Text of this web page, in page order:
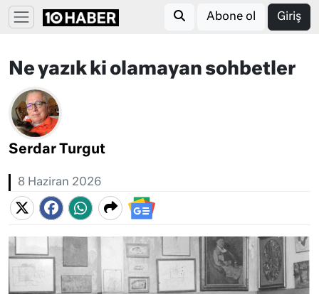
Abone ol Giriş
Ne yazık ki olamayan sohbetler
Serdar Turgut
8 Haziran 2026